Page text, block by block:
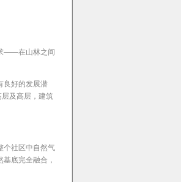
——在山林之间
良好的发展潜
及高层，建筑
个社区中自然气
底完全融合，